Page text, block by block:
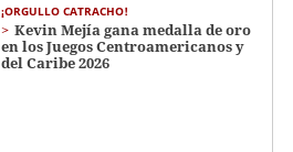
¡ORGULLO CATRACHO!
Kevin Mejía gana medalla de oro
en los Juegos Centroamericanos y
del Caribe 2026